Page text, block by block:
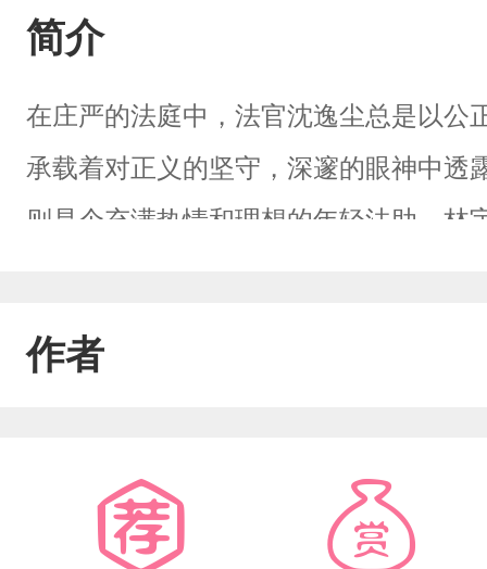
简介
在庄严的法庭中，法官沈逸尘总是以公
承载着对正义的坚守，深邃的眼神中透
则是个充满热情和理想的年轻法助。
近。沈逸尘被林宇的执着和纯粹所吸
感悟。然而，职场的压力和外界的目
信，正义不仅存在于法庭的判决中，
作者